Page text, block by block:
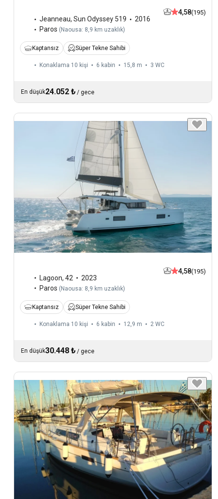
Jeanneau, Sun Odyssey 519
2016
Paros ( Naousa: 8,9 km uzaklık)
4,58(195)
Kaptansız Süper Tekne Sahibi
Konaklama 10 kişi 6 kabin 15,8 m 3 WC
En düşük24.052 ₺ / gece
Lagoon, 42
2023
Paros (Naousa: 8,9 km uzaklık)
4,58(195)
Kaptansız Süper Tekne Sahibi
Konaklama 10 kişi 6 kabin 12,9 m 2 WC
En düşük30.448 ₺ / gece